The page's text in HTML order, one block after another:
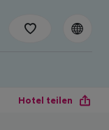
Hotel teilen